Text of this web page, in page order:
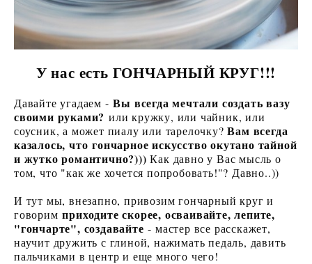
У нас есть ГОНЧАРНЫЙ КРУГ!!!
Давайте угадаем -Вы всегда мечтали создать вазу
своими руками? или кружку, или чайник, или
соусник, а может пиалу или тарелочку?Вам всегда
казалось, что гончарное искусство окутано тайной
и жутко романтично?)))Как давно у Вас мысль о
том, что "как же хочется попробовать!"? Давно..))
И тут мы, внезапно, привозим гончарный круг и
говоримприходите скорее, осваивайте, лепите,
"гончарте", создавайте - мастер все расскажет,
научит дружить с глиной, нажимать педаль, давить
пальчиками в центр и еще много чего!